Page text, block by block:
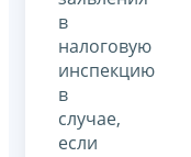
в
налоговую
инспекцию
в
случае,
если